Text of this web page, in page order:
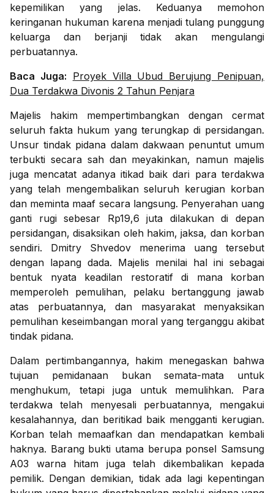
kepemilikan yang jelas. Keduanya memohon
keringanan hukuman karena menjadi tulang punggung
keluarga dan berjanji tidak akan mengulangi
perbuatannya.
Baca Juga: Proyek Villa Ubud Berujung Penipuan,
Dua Terdakwa Divonis 2 Tahun Penjara
Majelis hakim mempertimbangkan dengan cermat
seluruh fakta hukum yang terungkap di persidangan.
Unsur tindak pidana dalam dakwaan penuntut umum
terbukti secara sah dan meyakinkan, namun majelis
juga mencatat adanya itikad baik dari para terdakwa
yang telah mengembalikan seluruh kerugian korban
dan meminta maaf secara langsung. Penyerahan uang
ganti rugi sebesar Rp19,6 juta dilakukan di depan
persidangan, disaksikan oleh hakim, jaksa, dan korban
sendiri. Dmitry Shvedov menerima uang tersebut
dengan lapang dada. Majelis menilai hal ini sebagai
bentuk nyata keadilan restoratif di mana korban
memperoleh pemulihan, pelaku bertanggung jawab
atas perbuatannya, dan masyarakat menyaksikan
pemulihan keseimbangan moral yang terganggu akibat
tindak pidana.
Dalam pertimbangannya, hakim menegaskan bahwa
tujuan pemidanaan bukan semata-mata untuk
menghukum, tetapi juga untuk memulihkan. Para
terdakwa telah menyesali perbuatannya, mengakui
kesalahannya, dan beritikad baik mengganti kerugian.
Korban telah memaafkan dan mendapatkan kembali
haknya. Barang bukti utama berupa ponsel Samsung
A03 warna hitam juga telah dikembalikan kepada
pemilik. Dengan demikian, tidak ada lagi kepentingan